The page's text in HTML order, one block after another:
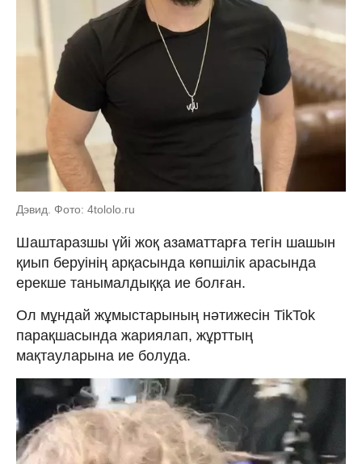
Дэвид. Фото: 4tololo.ru
Шаштаразшы үйі жоқ азаматтарға тегін шашын
қиып беруінің арқасында көпшілік арасында
ерекше танымалдыққа ие болған.
Ол мұндай жұмыстарының нәтижесін TikTok
парақшасында жариялап, жұрттың
мақтауларына ие болуда.